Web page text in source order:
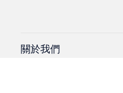
關於我們